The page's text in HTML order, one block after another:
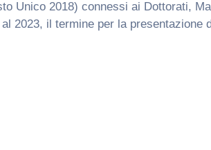
Unico 2018) connessi ai Dottorati,
2023, il termine per la presentazione